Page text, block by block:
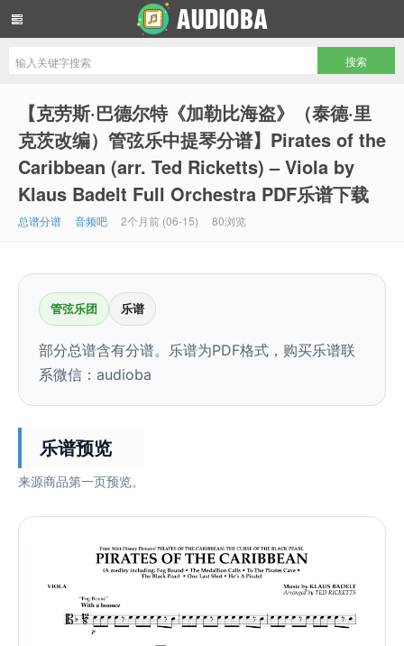
【克劳斯·巴德尔特《加勒比海盗》（泰德·里
克茨改编）管弦乐中提琴分谱】Pirates of the
Caribbean (arr. Ted Ricketts) – Viola by
Klaus Badelt Full Orchestra PDF乐谱下载
总谱分谱 音频吧 2个月前 (06-15) 80浏览
管弦乐团 乐谱
部分总谱含有分谱。乐谱为PDF格式，购买乐谱联
系微信：audioba
乐谱预览
来源商品第一页预览。